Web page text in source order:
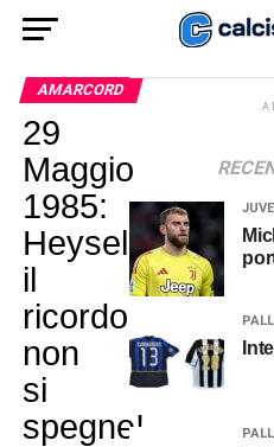
AMARCORD
29
Maggio
1985:
Heysel,
il
ricordo
non
si
spegne!